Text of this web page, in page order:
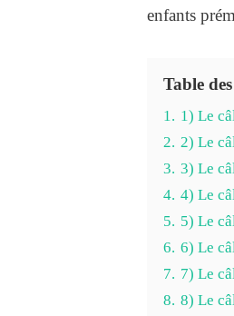
enfants
Table
1. 1) Le
2. 2) Le
3. 3) Le
4. 4) Le
5. 5) Le
6. 6) Le
7. 7) Le
8. 8) Le